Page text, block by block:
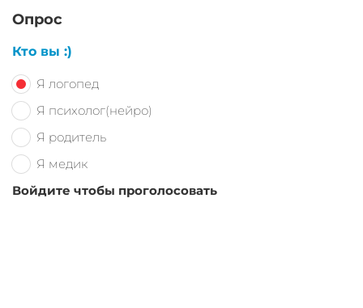
Опрос
Кто вы :)
Я логопед
Я психолог(нейро)
Я родитель
Я медик
Войдите чтобы проголосовать